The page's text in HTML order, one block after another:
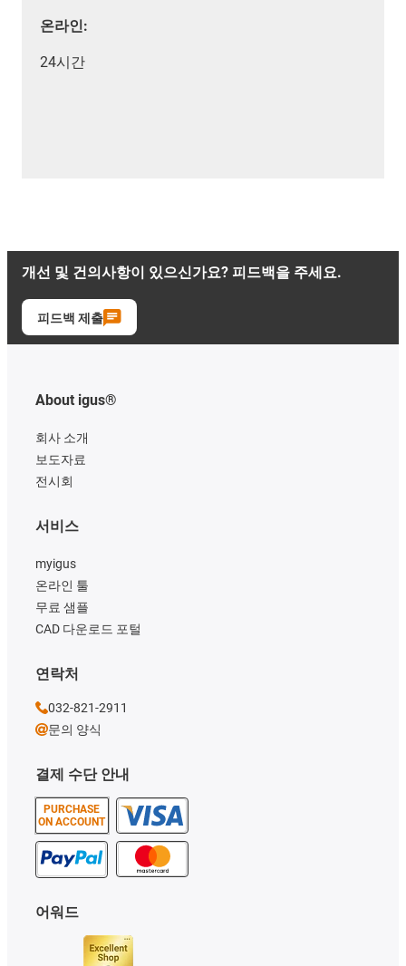
온라인:
24시간
개선 및 건의사항이 있으신가요? 피드백을 주세요.
피드백 제출
About igus®
회사 소개
보도자료
전시회
결제 수단 안내
PURCHASE
ON ACCOUNT
서비스
myigus
온라인 툴
무료 샘플
CAD 다운로드 포털
어워드
연락처
032-821-2911
문의 양식